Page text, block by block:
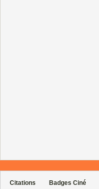
Citations Badges Ciné